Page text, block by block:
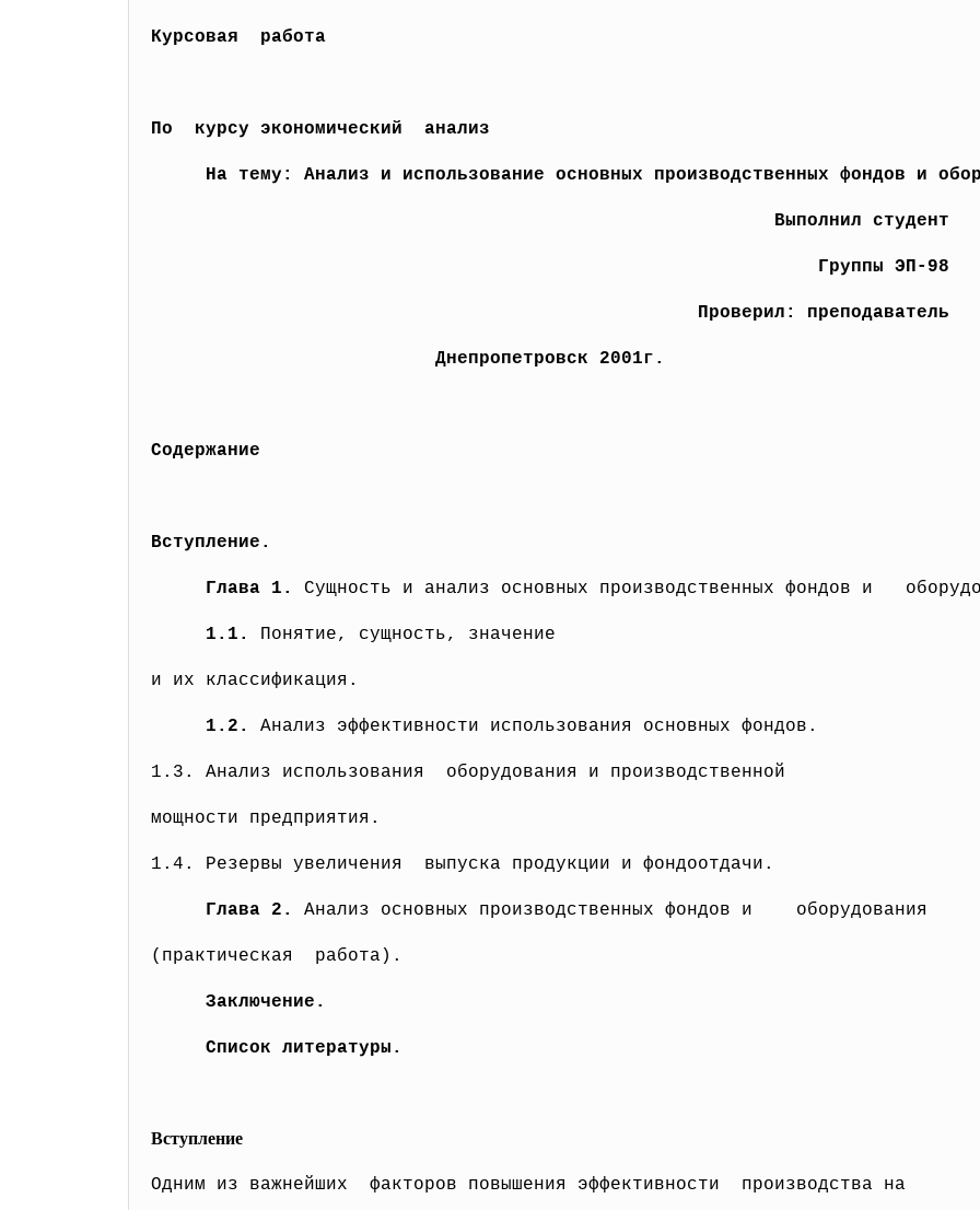
Курсовая работа
По курсу экономический анализ
На тему: Анализ и использование основных производственных фондов и
Выполнил студент
Группы ЭП-98
Проверил: преподаватель
Днепропетровск 2001г.
Содержание
Вступление.
Глава 1. Сущность и анализ основных производственных фондов и
1.1. Понятие, сущность, значение
и их классификация.
1.2. Анализ эффективности использования основных фондов.
1.3. Анализ использования оборудования и производственной
мощности предприятия.
1.4. Резервы увеличения выпуска продукции и фондоотдачи.
Глава 2. Анализ основных производственных фондов и оборудования
(практическая работа).
Заключение.
Список литературы.
Вступление
Одним из важнейших факторов повышения эффективности производства на